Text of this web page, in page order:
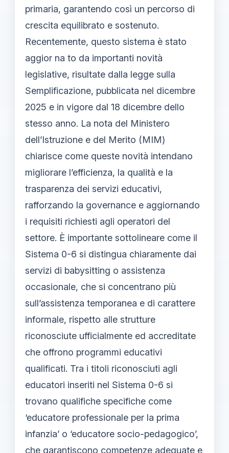
primaria, garantendo così un percorso di
crescita equilibrato e sostenuto.
Recentemente, questo sistema è stato
aggior na to da importanti novità
legislative, risultate dalla legge sulla
Semplificazione, pubblicata nel dicembre
2025 e in vigore dal 18 dicembre dello
stesso anno. La nota del Ministero
dell’Istruzione e del Merito (MIM)
chiarisce come queste novità intendano
migliorare l’efficienza, la qualità e la
trasparenza dei servizi educativi,
rafforzando la governance e aggiornando
i requisiti richiesti agli operatori del
settore. È importante sottolineare come il
Sistema 0-6 si distingua chiaramente dai
servizi di babysitting o assistenza
occasionale, che si concentrano più
sull’assistenza temporanea e di carattere
informale, rispetto alle strutture
riconosciute ufficialmente ed accreditate
che offrono programmi educativi
qualificati. Tra i titoli riconosciuti agli
educatori inseriti nel Sistema 0-6 si
trovano qualifiche specifiche come
‘educatore professionale per la prima
infanzia’ o ‘educatore socio-pedagogico’,
che garantiscono competenze adeguate e